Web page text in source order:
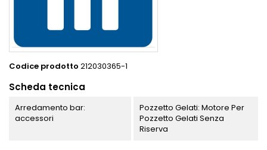
Codice prodotto 212030365-1
Scheda tecnica
Arredamento bar:
accessori
Pozzetto Gelati: Motore Per
Pozzetto Gelati Senza
Riserva